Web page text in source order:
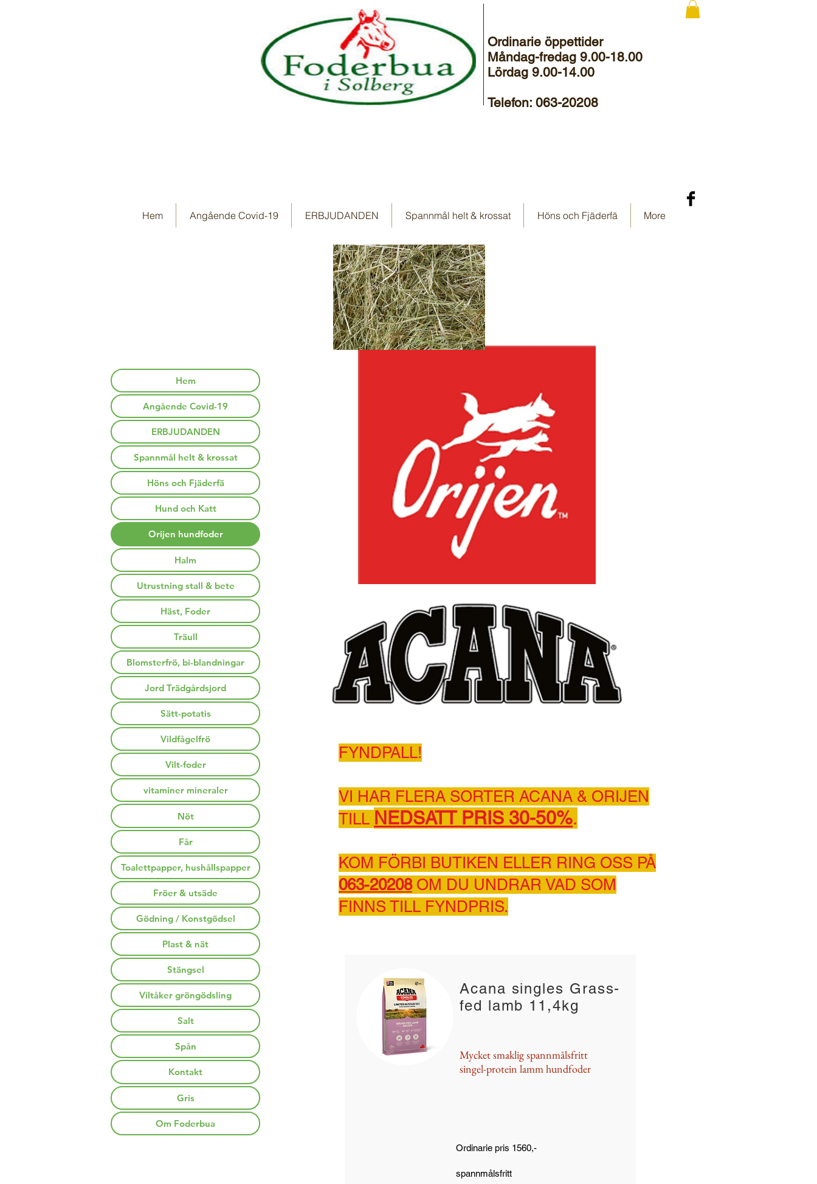
Ordinarie öppettider
Måndag-fredag 9.00-18.00
Lördag 9.00-14.00
Telefon: 063-20208
Hem Angående Covid-19 ERBJUDANDEN Spannmål helt & krossat Höns och Fjäderfä More
FYNDPALL!
VI HAR FLERA SORTER ACANA & ORIJEN
TILL NEDSATT PRIS 30-50%.
KOM FÖRBI BUTIKEN ELLER RING OSS PÅ
063-20208OM DU UNDRAR VAD SOM
FINNS TILL FYNDPRIS.
Acana singles Grass-
fed lamb 11,4kg
Mycket smaklig spannmålsfritt
singel-protein lamm hundfoder
Ordinarie pris 1560,-
spannmålsfritt
Hem
Angående Covid-19
ERBJUDANDEN
Spannmål helt & krossat
Höns och Fjäderfä
Hund och Katt
Orijen hundfoder
Halm
Utrustning stall & bete
Häst, Foder
Träull
Blomsterfrö, bi-blandningar
Jord Trädgårdsjord
Sätt-potatis
Vildfågelfrö
Vilt-foder
vitaminer mineraler
Nöt
Får
Toalettpapper, hushållspapper
Fröer & utsäde
Gödning / Konstgödsel
Plast & nät
Stängsel
Viltåker gröngödsling
Salt
Spån
Kontakt
Gris
Om Foderbua